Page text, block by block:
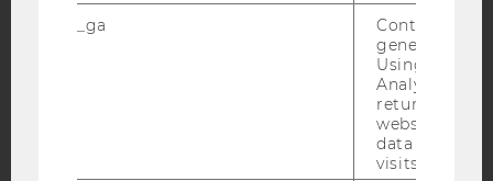
BARRIEREFREIHEITSERKLÄRUNG WEBSEITE
DATENSCHUTZERKLÄRUNG SOCIAL MEDIA
_ga
Contains a
generated
Using this
Analytics can
returning
website and
data from
visits.